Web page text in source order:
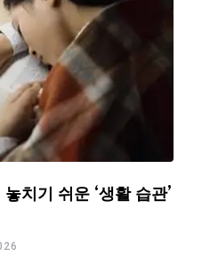
치기 쉬운 ‘생활 습관’